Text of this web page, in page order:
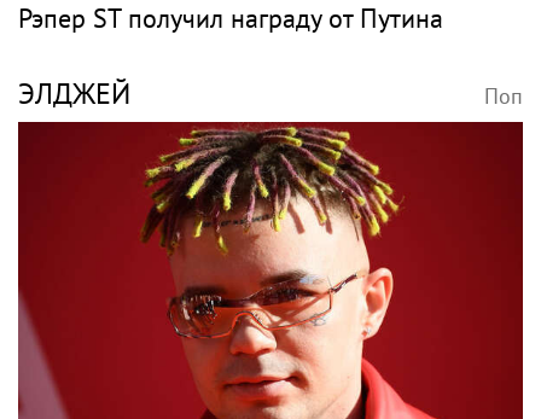
Рэпер ST получил награду от Путина
ЭЛДЖЕЙ Поп